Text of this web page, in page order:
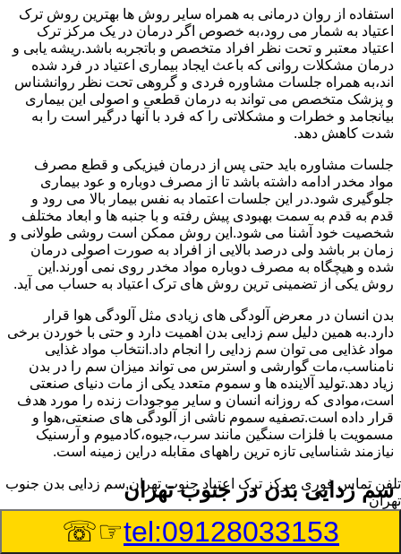
استفاده از روان درمانی به همراه سایر روش ها بهترین روش ترک
اعتیاد به شمار می رود،به خصوص اگر درمان در یک مرکز ترک
اعتیاد معتبر و تحت نظر افراد متخصص و باتجربه باشد.ریشه یابی و
درمان مشکلات روانی که باعث ایجاد بیماری اعتیاد در فرد شده
اند،به همراه جلسات مشاوره فردی و گروهی تحت نظر روانشناس
و پزشک متخصص می تواند به درمان قطعی و اصولی این بیماری
بیانجامد و خطرات و مشکلاتی را که فرد با آنها درگیر است را به
شدت کاهش دهد.
جلسات مشاوره باید حتی پس از درمان فیزیکی و قطع مصرف
مواد مخدر ادامه داشته باشد تا از مصرف دوباره و عود بیماری
جلوگیری شود.در این جلسات اعتماد به نفس بیمار بالا می رود و
قدم به قدم به سمت بهبودی پیش رفته و با جنبه ها و ابعاد مختلف
شخصیت خود آشنا می شود.این روش ممکن است روشی طولانی و
زمان بر باشد ولی درصد بالایی از افراد به صورت اصولی درمان
شده و هیچگاه به مصرف دوباره مواد مخدر روی نمی آورند.این
روش یکی از تضمینی ترین روش های ترک اعتیاد به حساب می آید.
بدن انسان در معرض آلودگی های زیادی مثل آلودگی هوا قرار
دارد.به همین دلیل سم زدایی بدن اهمیت دارد و حتی با خوردن برخی
مواد غذایی می توان سم زدایی را انجام داد.انتخاب مواد غذایی
نامناسب،مات گوارشی و استرس می تواند میزان سم را در بدن
زیاد دهد.تولید آلاینده ها و سموم متعدد یکی از مات دنیای صنعتی
است،موادی که روزانه انسان و سایر موجودات زنده را مورد هدف
قرار داده است.تصفیه سموم ناشی از آلودگی های صنعتی،هوا و
مسمویت با فلزات سنگین مانند سرب،جیوه،کادمیوم و آرسنیک
نیازمند شناسایی تازه ترین راههای مقابله دراین زمینه است.
سم زدایی بدن در جنوب تهران
سم از کجا وارد بدن ما می شوند؟ با استفاده از چه روش
هایی می توان این سم مضر را از بدن خارج کرد؟
تلفن تماس فوری مرکز ترک اعتیاد جنوب تهران,سم زدایی بدن جنوب
تهران
tel:09128033153
☞☏